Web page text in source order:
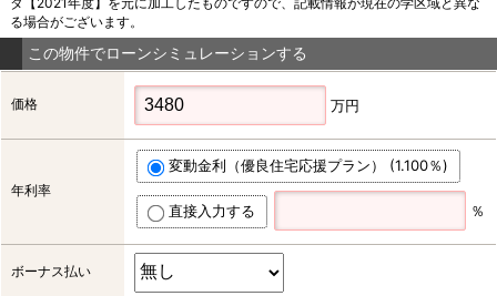
る場合がございます。
この物件でローンシミュレーションする
価格 万円
年利率
変動金利（優良住宅応援プラン） (1.100％)
直接入力する ％
ボーナス払い